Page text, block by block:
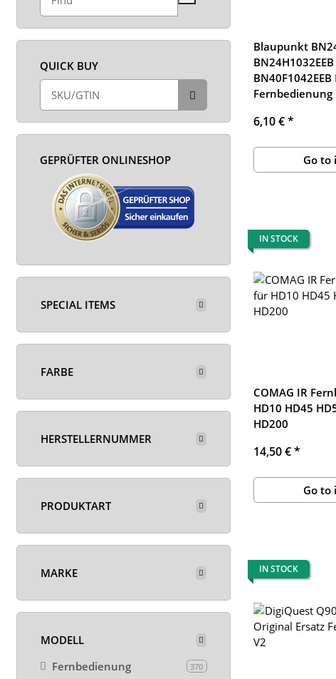
Blaupunkt
BN24H1032EEB
BN40F1042EEB
Fernbedienung
6,10 €*
Go to
IN STOCK
COMAG IR
HD10 HD45
HD200
14,50 €*
Go to
IN STOCK
QUICK BUY
GEPRÜFTER ONLINESHOP
SPECIAL ITEMS
FARBE
HERSTELLERNUMMER
PRODUKTART
MARKE
MODELL
Fernbedienung
370